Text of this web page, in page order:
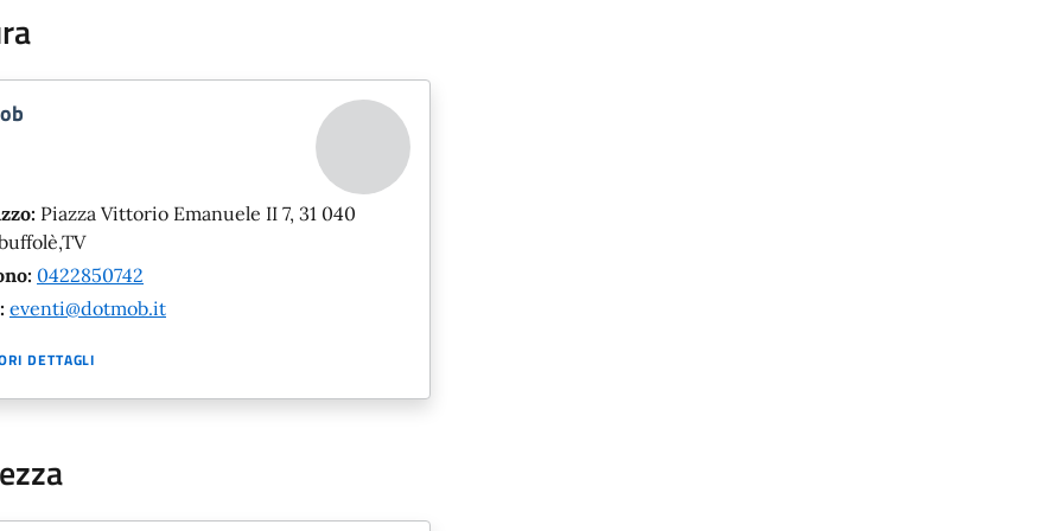
Piazza Vittorio Emanuele II 7, 31 040
0422850742
eventi@dotmob.it
DETTAGLI